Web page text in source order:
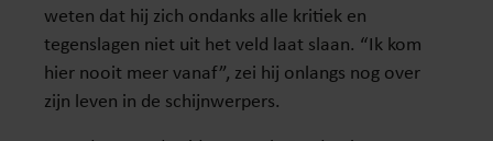
weten dat hij zich ondanks alle kritiek en
tegenslagen niet uit het veld laat slaan. “Ik kom
hier nooit meer vanaf”, zei hij onlangs nog over
zijn leven in de schijnwerpers.